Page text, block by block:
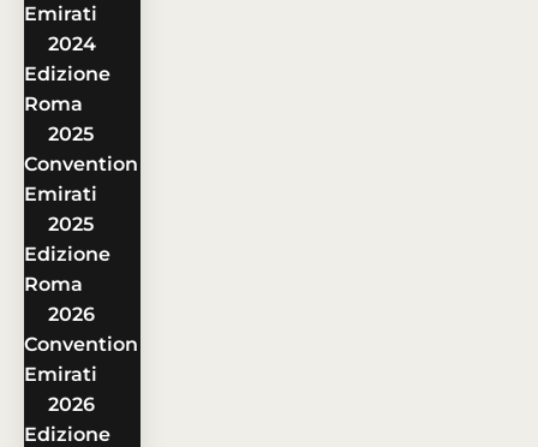
Emirati
2024
Edizione
Roma
2025
Convention
Emirati
2025
Edizione
Roma
2026
Convention
Emirati
2026
Edizione